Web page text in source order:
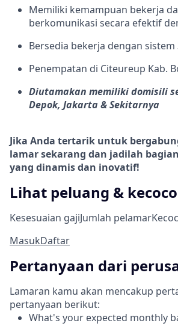
Memiliki kemampuan bekerja
berkomunikasi secara efektif
Bersedia bekerja dengan
Penempatan di Citeureup Kab.
Diutamakan memiliki domisili
Depok, Jakarta & Sekitarnya
Jika Anda tertarik untuk
lamar sekarang dan jadilah
yang dinamis dan inovatif!
Lihat peluang &
Kesesuaian gajiJumlah pelamar
MasukDaftar
Pertanyaan dari
Lamaran kamu akan mencakup
pertanyaan berikut:
What's your expected monthly